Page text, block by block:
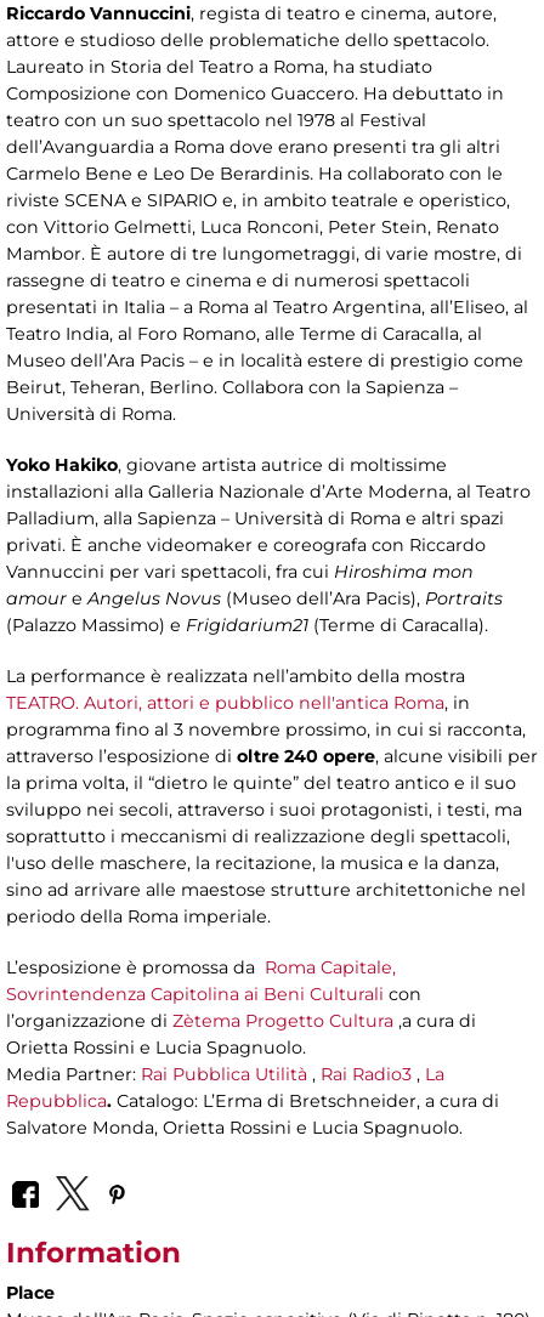
Riccardo Vannuccini, regista di teatro e cinema, autore,
attore e studioso delle problematiche dello spettacolo.
Laureato in Storia del Teatro a Roma, ha studiato
Composizione con Domenico Guaccero. Ha debuttato in
teatro con un suo spettacolo nel 1978 al Festival
dell’Avanguardia a Roma dove erano presenti tra gli altri
Carmelo Bene e Leo De Berardinis. Ha collaborato con le
riviste SCENA e SIPARIO e, in ambito teatrale e operistico,
con Vittorio Gelmetti, Luca Ronconi, Peter Stein, Renato
Mambor. È autore di tre lungometraggi, di varie mostre, di
rassegne di teatro e cinema e di numerosi spettacoli
presentati in Italia – a Roma al Teatro Argentina, all’Eliseo, al
Teatro India, al Foro Romano, alle Terme di Caracalla, al
Museo dell’Ara Pacis – e in località estere di prestigio come
Beirut, Teheran, Berlino. Collabora con la Sapienza –
Università di Roma.
Yoko Hakiko, giovane artista autrice di moltissime
installazioni alla Galleria Nazionale d’Arte Moderna, al Teatro
Palladium, alla Sapienza – Università di Roma e altri spazi
privati. È anche videomaker e coreografa con Riccardo
Vannuccini per vari spettacoli, fra cui Hiroshima mon
amour eAngelus Novus (Museo dell’Ara Pacis), Portraits
(Palazzo Massimo) e Frigidarium21 (Terme di Caracalla).
La performance è realizzata nell’ambito della mostra
TEATRO. Autori, attori e pubblico nell'antica Roma, in
programma fino al 3 novembre prossimo, in cui si racconta,
attraverso l’esposizione di oltre 240 opere, alcune visibili per
la prima volta, il “dietro le quinte” del teatro antico e il suo
sviluppo nei secoli, attraverso i suoi protagonisti, i testi, ma
soprattutto i meccanismi di realizzazione degli spettacoli,
l'uso delle maschere, la recitazione, la musica e la danza,
sino ad arrivare alle maestose strutture architettoniche nel
periodo della Roma imperiale.
L’esposizione è promossa da Roma Capitale,
Sovrintendenza Capitolina ai Beni Culturali con
l’organizzazione di Zètema Progetto Cultura ,a cura di
Orietta Rossini e Lucia Spagnuolo.
Media Partner: Rai Pubblica Utilità , Rai Radio3 , La
Repubblica. Catalogo: L’Erma di Bretschneider, a cura di
Salvatore Monda, Orietta Rossini e Lucia Spagnuolo.
Information
Place